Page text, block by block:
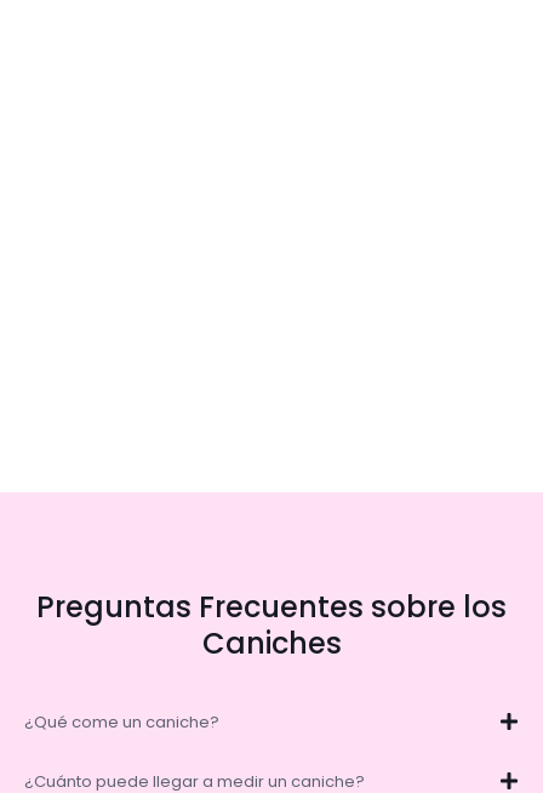
Preguntas Frecuentes sobre los
Caniches
¿Qué come un caniche?
¿Cuánto puede llegar a medir un caniche?